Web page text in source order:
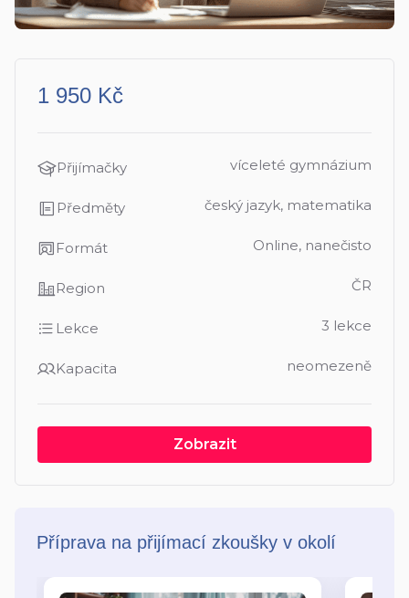
1 950 Kč
Přijímačky víceleté gymnázium
Předměty český jazyk, matematika
Formát Online, nanečisto
Region ČR
Lekce 3 lekce
Kapacita neomezeně
Zobrazit
Příprava na přijímací zkoušky v okolí